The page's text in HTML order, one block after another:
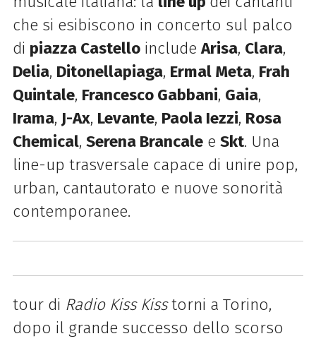
che si esibiscono in concerto sul palco
di piazza CastelloincludeArisa, Clara,
Delia, Ditonellapiaga, Ermal Meta, Frah
Quintale, Francesco Gabbani, Gaia,
Irama, J-Ax, Levante, Paola Iezzi, Rosa
Chemical, Serena Brancalee Skt. Una
line-up trasversale capace di unire pop,
urban, cantautorato e nuove sonorità
contemporanee.
tour di Radio Kiss Kisstorni a Torino,
dopo il grande successo dello scorso